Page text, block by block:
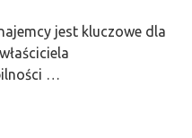
jest kluczowe dla
…